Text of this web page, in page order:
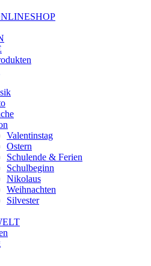
Valentinstag
Ostern
Schulende & Ferien
Schulbeginn
Nikolaus
Weihnachten
Silvester